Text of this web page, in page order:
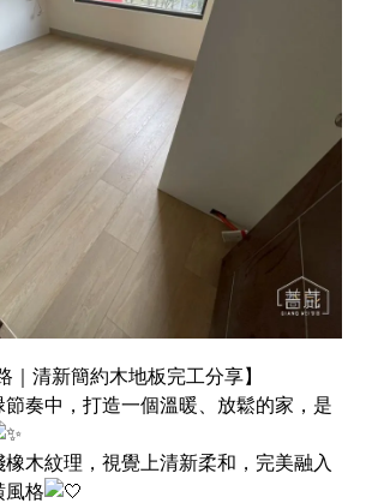
｜清新簡約木地板完工分享】
奏中，打造一個溫暖、放鬆的家，是
木紋理，視覺上清新柔和，完美融入
風格